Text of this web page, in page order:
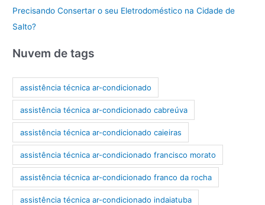
Precisando Consertar o seu Eletrodoméstico na Cidade de
Salto?
Nuvem de tags
assistência técnica ar-condicionado
assistência técnica ar-condicionado cabreúva
assistência técnica ar-condicionado caieiras
assistência técnica ar-condicionado francisco morato
assistência técnica ar-condicionado franco da rocha
assistência técnica ar-condicionado indaiatuba